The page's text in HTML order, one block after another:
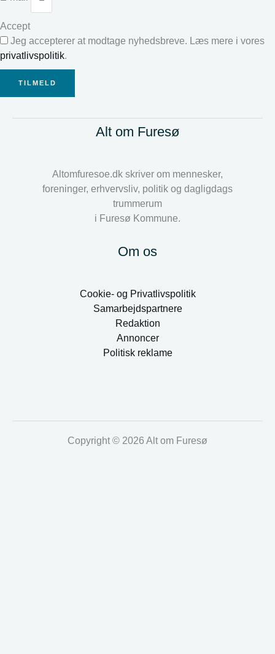
Accept
Jeg accepterer at modtage nyhedsbreve. Læs mere i vores
privatlivspolitik.
TILMELD
Alt om Furesø
Altomfuresoe.dk skriver om mennesker,
foreninger, erhvervsliv, politik og dagligdags
trummerum
i Furesø Kommune.
Om os
Cookie- og Privatlivspolitik
Samarbejdspartnere
Redaktion
Annoncer
Politisk reklame
Copyright © 2026 Alt om Furesø